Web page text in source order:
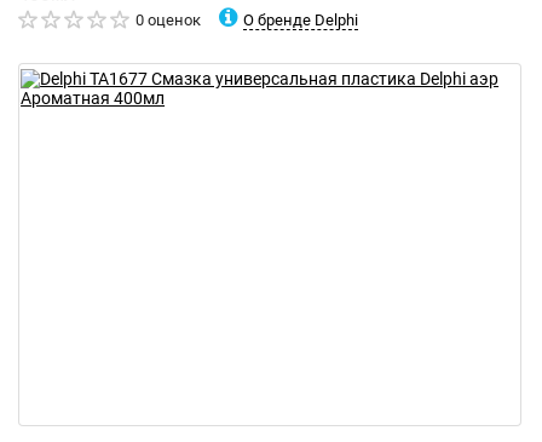
0 оценок О бренде Delphi